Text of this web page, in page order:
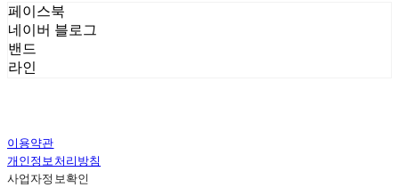
페이스북
네이버 블로그
밴드
라인
이용약관
개인정보처리방침
사업자정보확인